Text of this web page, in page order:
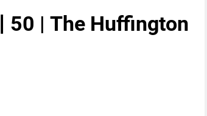
50 | The Huffington